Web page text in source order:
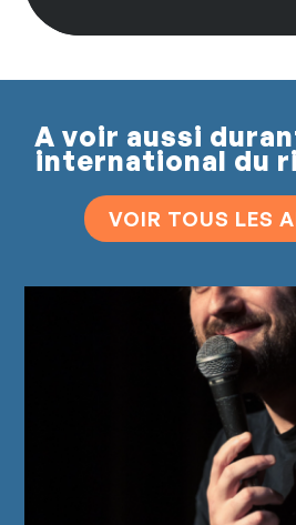
A voir aussi
international du
VOIR TOUS LES